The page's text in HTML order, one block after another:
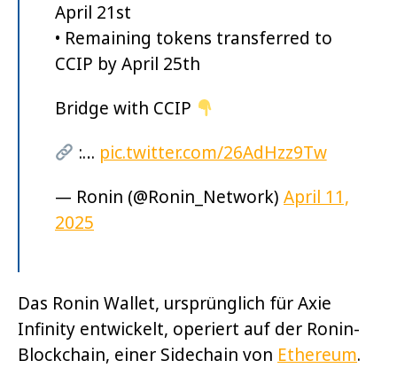
April 21st
• Remaining tokens transferred to
CCIP by April 25th
Bridge with CCIP
:… pic.twitter.com/26AdHzz9Tw
— Ronin (@Ronin_Network) April 11,
2025
Das Ronin Wallet, ursprünglich für Axie
Infinity entwickelt, operiert auf der Ronin-
Blockchain, einer Sidechain von Ethereum.